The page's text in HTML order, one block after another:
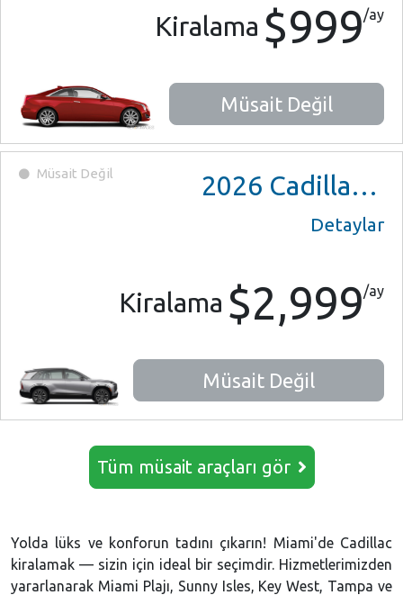
Kiralama $999/ay
Müsait Değil
Müsait Değil 2026 Cadillac Vistiq 900 e4
Detaylar
Kiralama $2,999/ay
Müsait Değil
Tüm müsait araçları gör
Yolda lüks ve konforun tadını çıkarın! Miami'de Cadillac
kiralamak — sizin için ideal bir seçimdir. Hizmetlerimizden
yararlanarak Miami Plajı, Sunny Isles, Key West, Tampa ve